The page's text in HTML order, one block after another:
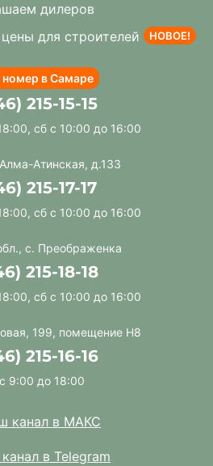
дилеров
для строителей
НОВОЕ!
номер в Самаре
215-15-15
сб с 10:00 до 16:00
Атинская, д.133
215-17-17
сб с 10:00 до 16:00
с. Преображенка
215-18-18
сб с 10:00 до 16:00
199, помещение Н8
215-16-16
9:00 до 18:00
канал в МАКС
в Telegram